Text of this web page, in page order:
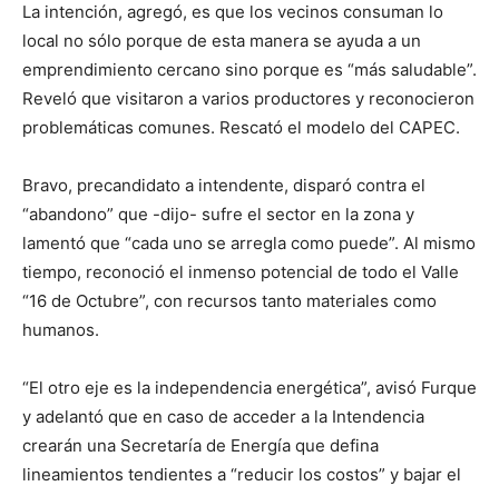
La intención, agregó, es que los vecinos consuman lo
local no sólo porque de esta manera se ayuda a un
emprendimiento cercano sino porque es “más saludable”.
Reveló que visitaron a varios productores y reconocieron
problemáticas comunes. Rescató el modelo del CAPEC.
Bravo, precandidato a intendente, disparó contra el
“abandono” que -dijo- sufre el sector en la zona y
lamentó que “cada uno se arregla como puede”. Al mismo
tiempo, reconoció el inmenso potencial de todo el Valle
“16 de Octubre”, con recursos tanto materiales como
humanos.
“El otro eje es la independencia energética”, avisó Furque
y adelantó que en caso de acceder a la Intendencia
crearán una Secretaría de Energía que defina
lineamientos tendientes a “reducir los costos” y bajar el